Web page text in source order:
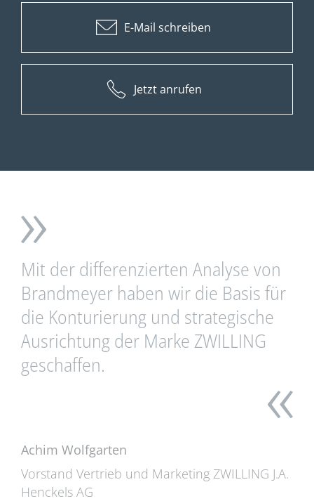
E-Mail schreiben
Jetzt anrufen
Mit der differenzierten Analyse von
Brandmeyer haben wir die Basis für
die Konturierung und strategische
Ausrichtung der Marke ZWILLING
geschaffen.
Achim Wolfgarten
Vorstand Vertrieb und Marketing ZWILLING J.A.
Henckels AG